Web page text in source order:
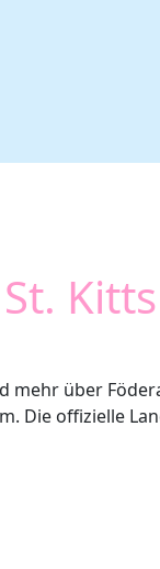
über
Die offizielle